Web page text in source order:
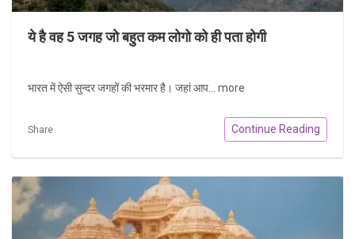
ये है वह 5 जगह जो बहुत कम लोगो को ही पता होगी
भारत में ऐसी सुन्दर जगहों की भरमार है। जहां आप... more
Share Continue Reading